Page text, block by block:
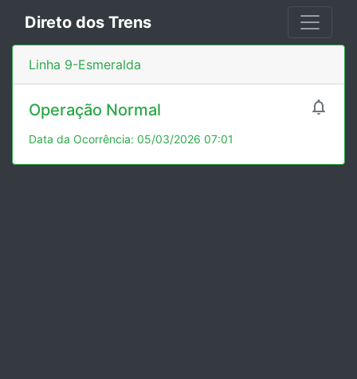
Direto dos Trens
Linha 9-Esmeralda

Operação Normal
Data da Ocorrência: 05/03/2026 07:01